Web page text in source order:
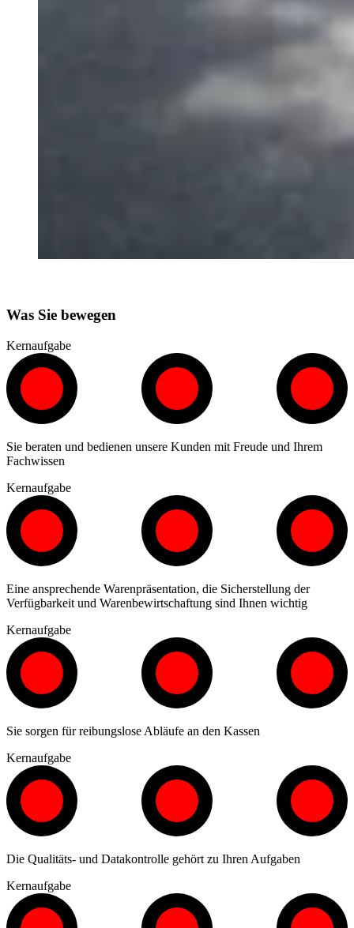
Was Sie bewegen
Kernaufgabe
Sie beraten und bedienen unsere Kunden mit Freude und Ihrem
Fachwissen
Kernaufgabe
Eine ansprechende Warenpräsentation, die Sicherstellung der
Verfügbarkeit und Warenbewirtschaftung sind Ihnen wichtig
Kernaufgabe
Sie sorgen für reibungslose Abläufe an den Kassen
Kernaufgabe
Die Qualitäts- und Datakontrolle gehört zu Ihren Aufgaben
Kernaufgabe